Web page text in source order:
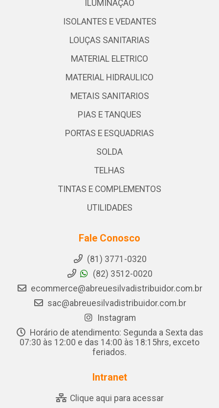
ILUMINAÇÃO
ISOLANTES E VEDANTES
LOUÇAS SANITARIAS
MATERIAL ELETRICO
MATERIAL HIDRAULICO
METAIS SANITARIOS
PIAS E TANQUES
PORTAS E ESQUADRIAS
SOLDA
TELHAS
TINTAS E COMPLEMENTOS
UTILIDADES
Fale Conosco
(81) 3771-0320
(82) 3512-0020
ecommerce@abreuesilvadistribuidor.com.br
sac@abreuesilvadistribuidor.com.br
Instagram
Horário de atendimento: Segunda a Sexta das
07:30 às 12:00 e das 14:00 às 18:15hrs, exceto
feriados.
Intranet
Clique aqui para acessar